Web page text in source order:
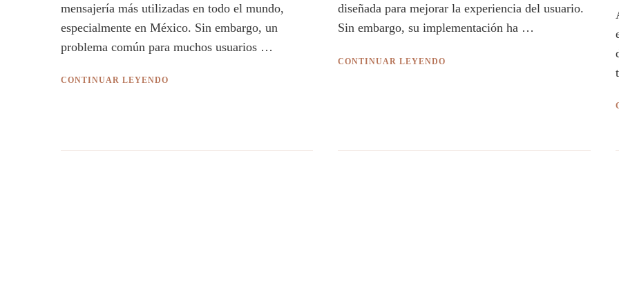
mensajería más utilizadas en todo el mundo,
especialmente en México. Sin embargo, un
problema común para muchos usuarios …
CONTINUAR LEYENDO
diseñada para mejorar la experiencia del usuario.
Sin embargo, su implementación ha …
CONTINUAR LEYENDO